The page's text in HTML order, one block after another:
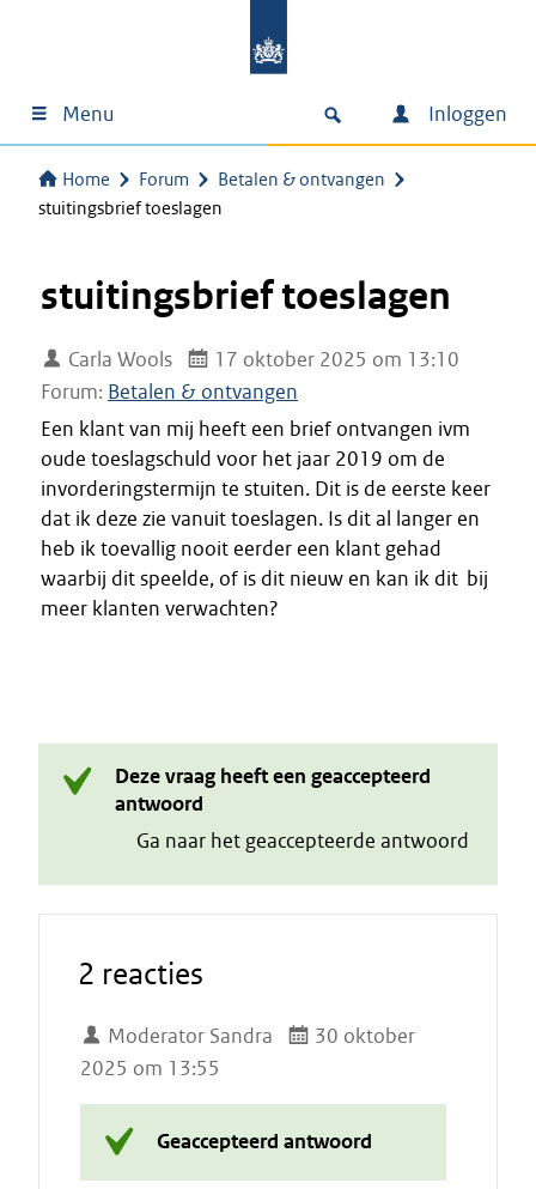
Menu Inloggen
Home Forum
Betalen & ontvangen
stuitingsbrief toeslagen
stuitingsbrief toeslagen
Carla Wools
17 oktober 2025 om 13:10
Forum: Betalen & ontvangen
Een klant van mij heeft een brief ontvangen ivm
oude toeslagschuld voor het jaar 2019 om de
invorderingstermijn te stuiten. Dit is de eerste keer
dat ik deze zie vanuit toeslagen. Is dit al langer en
heb ik toevallig nooit eerder een klant gehad
waarbij dit speelde, of is dit nieuw en kan ik dit bij
meer klanten verwachten?
Deze vraag heeft een geaccepteerd
antwoord
Ga naar het geaccepteerde antwoord
2 reacties
Moderator Sandra
30 oktober
2025 om 13:55
Geaccepteerd antwoord